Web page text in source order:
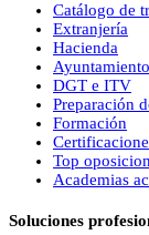
Catálogo de
Extranjería
Hacienda
Ayuntamiento
DGT e ITV
Preparación
Formación
Top
Academias
Soluciones